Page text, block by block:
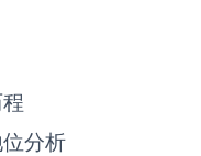
分析